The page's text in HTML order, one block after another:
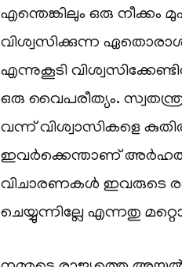
എന്തെങ്കിലും ഒരു നീക്കം
വിശ്വസിക്കുന്ന
എന്നുകൂടി
ഒരു വൈപരീത്യം.
വന്ന് വിശ്വാസികളെ
ഇവർക്കെന്താണ്
വിചാരണകൾ ഇവരുടെ
ചെയ്യുന്നില്ലേ എന്നതു